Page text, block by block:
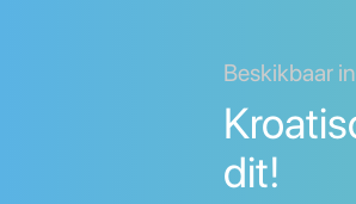
Beskikbaar
dit!